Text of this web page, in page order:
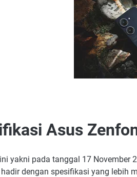
Asus
yakni pada tanggal 17 November
dengan spesifikasi yang lebih